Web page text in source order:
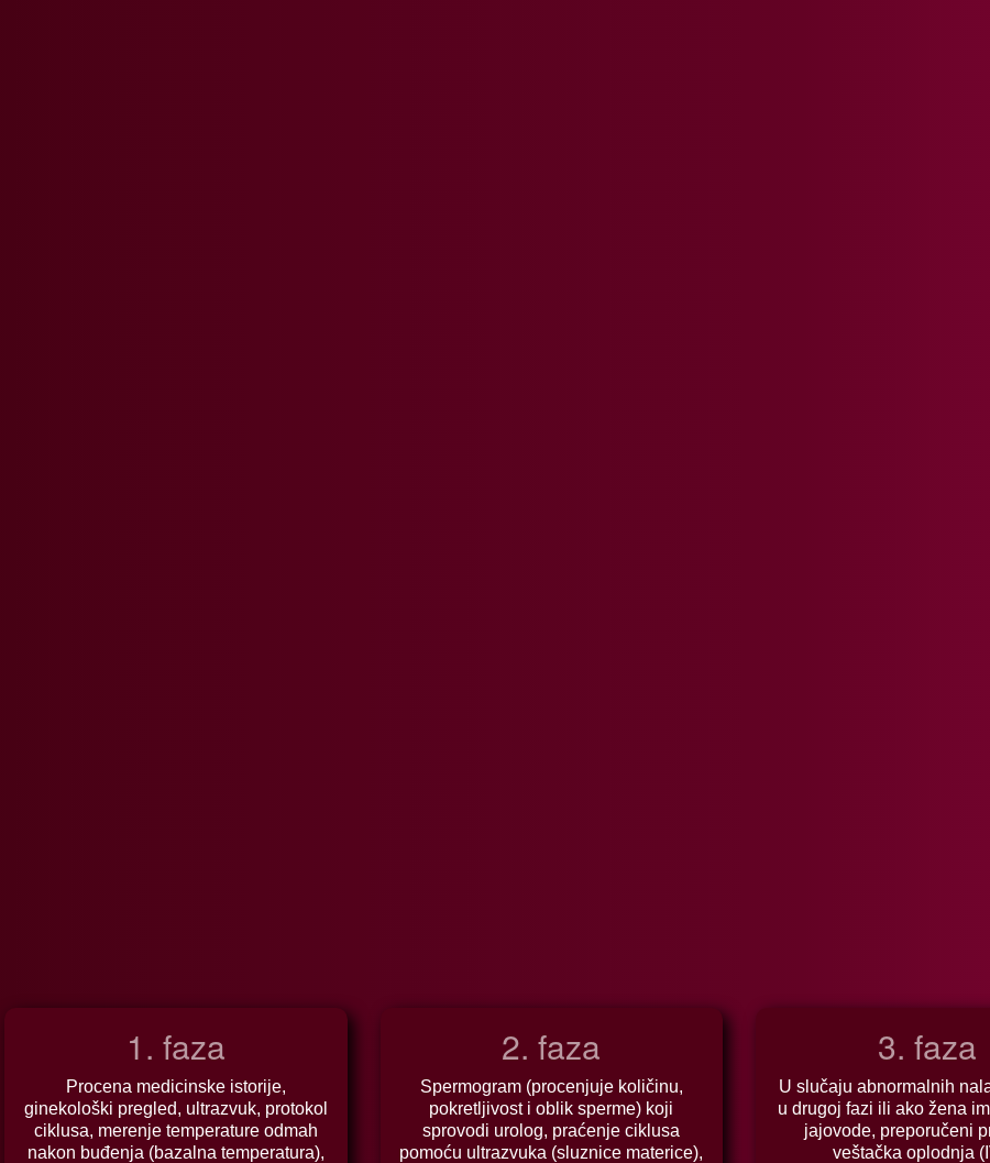
1. faza
Procena medicinske istorije,
ginekološki pregled, ultrazvuk, protokol
ciklusa, merenje temperature odmah
nakon buđenja (bazalna temperatura),
2. faza
Spermogram (procenjuje količinu,
pokretljivost i oblik sperme) koji
sprovodi urolog, praćenje ciklusa
pomoću ultrazvuka (sluznice materice),
3. faza
U slučaju abnormalnih
u drugoj fazi ili ako žena
jajovode, preporučeni
veštačka oplodnja